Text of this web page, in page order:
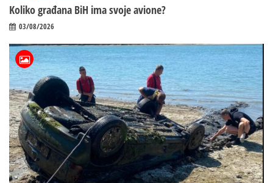
Koliko građana BiH ima svoje avione?
03/08/2026